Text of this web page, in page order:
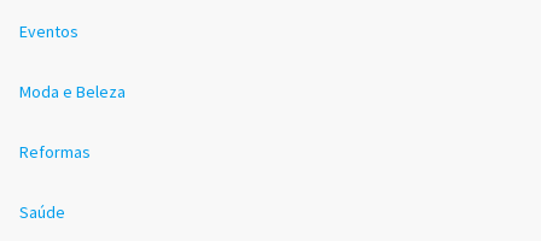
Eventos
Moda e Beleza
Reformas
Saúde